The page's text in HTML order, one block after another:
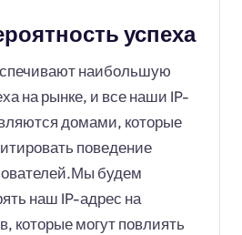
успеха
наибольшую
на рынке, и все наши IP-
домами, которые
поведение
будем
наш IP-адрес на
которые могут повлиять